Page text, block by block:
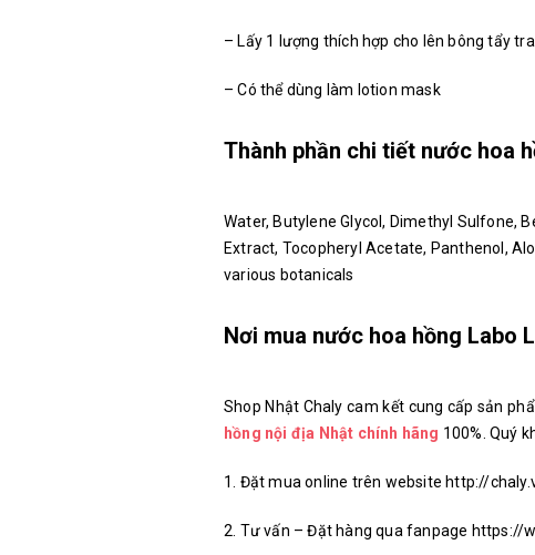
– Lấy 1 lượng thích hợp cho lên bông tẩy
– Có thể dùng làm lotion mask
Thành phần chi tiết nước hoa
Water, Butylene Glycol, Dimethyl Sulfone,
Extract, Tocopheryl Acetate, Panthenol,
various botanicals
Nơi mua nước hoa hồng Labo
Shop Nhật Chaly cam kết cung cấp sản
hồng nội địa Nhật chính hãng 100%. Quý
1. Đặt mua online trên website http://
2. Tư vấn – Đặt hàng qua fanpage https://